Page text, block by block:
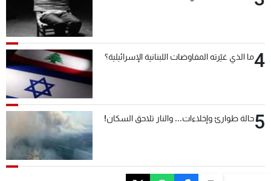
4ما الذي غيّرته المفاوضات اللبنانية الإسرائيلية؟
5حالة طوارئ وإخلاءات... والنار تلاحق السكان!